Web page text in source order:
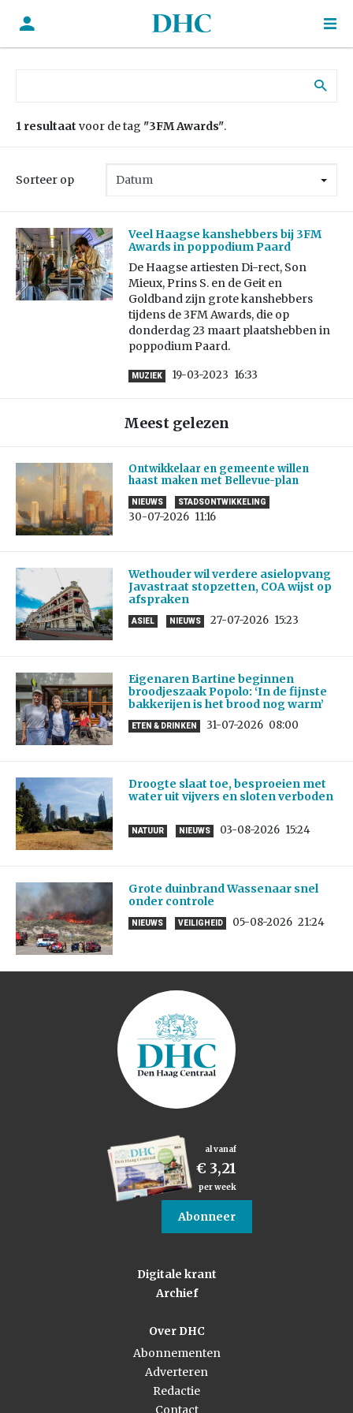
1 resultaat voor de tag "3FM Awards".
Sorteer op
Veel Haagse kanshebbers bij 3FM
Awards in poppodium Paard
De Haagse artiesten Di-rect, Son
Mieux, Prins S. en de Geit en
Goldband zijn grote kanshebbers
tijdens de 3FM Awards, die op
donderdag 23 maart plaatshebben in
poppodium Paard.
MUZIEK 19-03-2023 16:33
Meest gelezen
Ontwikkelaar en gemeente willen
haast maken met Bellevue-plan
NIEUWS STADSONTWIKKELING
30-07-2026 11:16
Wethouder wil verdere asielopvang
Javastraat stopzetten, COA wijst op
afspraken
ASIEL NIEUWS 27-07-2026 15:23
Eigenaren Bartine beginnen
broodjeszaak Popolo: ‘In de fijnste
bakkerijen is het brood nog warm’
ETEN & DRINKEN 31-07-2026 08:00
Droogte slaat toe, besproeien met
water uit vijvers en sloten verboden
NATUUR NIEUWS 03-08-2026 15:24
Grote duinbrand Wassenaar snel
onder controle
NIEUWS VEILIGHEID 05-08-2026 21:24
al vanaf
€ 3,21
per week
Abonneer
Digitale krant
Archief
Over DHC
Abonnementen
Adverteren
Redactie
Contact